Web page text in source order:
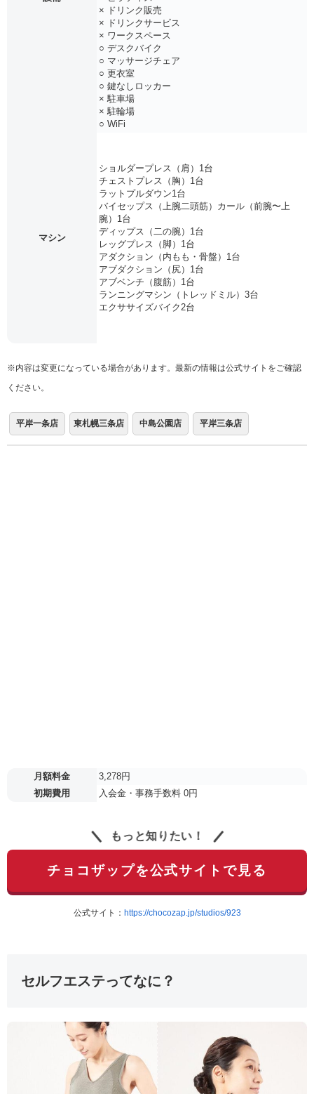
× ドリンク販売
× ドリンクサービス
× ワークスペース
○ デスクバイク
○ マッサージチェア
○ 更衣室
○ 鍵なしロッカー
× 駐車場
× 駐輪場
○ WiFi
マシン
ショルダープレス（肩）1台
チェストプレス（胸）1台
ラットプルダウン1台
バイセップス（上腕二頭筋）カール（前腕〜上
腕）1台
ディップス（二の腕）1台
レッグプレス（脚）1台
アダクション（内もも・骨盤）1台
アブダクション（尻）1台
アブベンチ（腹筋）1台
ランニングマシン（トレッドミル）3台
エクササイズバイク2台
※内容は変更になっている場合があります。最新の情報は公式サイトをご確認
ください。
平岸一条店 東札幌三条店 中島公園店 平岸三条店
月額料金
3,278円
初期費用
入会金・事務手数料 0円
もっと知りたい！
チョコザップを公式サイトで見る
公式サイト： https://chocozap.jp/studios/923
セルフエステってなに？